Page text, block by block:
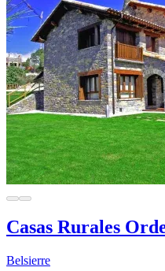
Casas Rurales
Belsierre